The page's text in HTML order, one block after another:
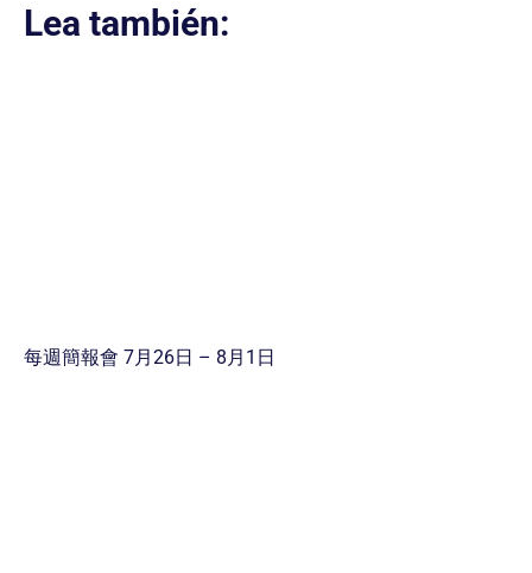
Lea también:
每週簡報會 7月26日 – 8月1日